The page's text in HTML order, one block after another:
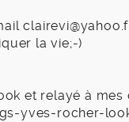
la vie;-)
et relayé à mes
yves-rocher-